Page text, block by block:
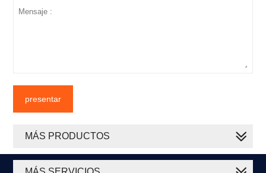
presentar
MÁS PRODUCTOS